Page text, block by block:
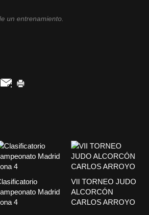
un entrenamiento.
Madrid
4
VII TORNEO JUDO
ALCORCÓN
CARLOS ARROYO